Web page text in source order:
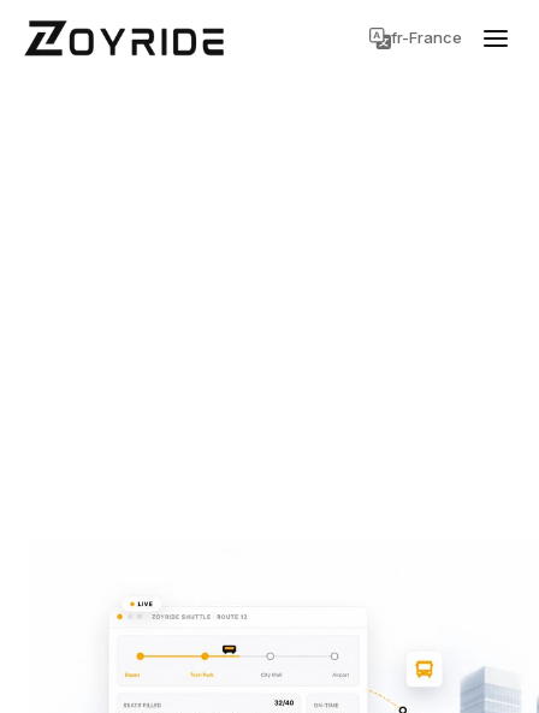
fr-France